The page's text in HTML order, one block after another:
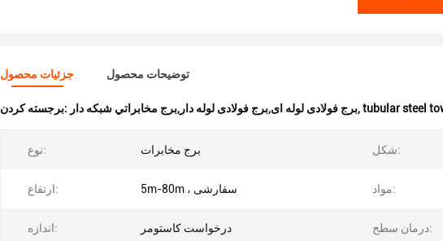
جزئیات محصول توضیحات محصول
برجسته کردن: برج فولادی لوله ای,برج فولادی لوله دار,برج مخابراتي شبكه دار,tubular steel
نوع: برج مخابرات شکل:
ارتفاع: 5m-80m ، سفارشی مواد:
اندازه: درخواست کاستومر درمان سطح: